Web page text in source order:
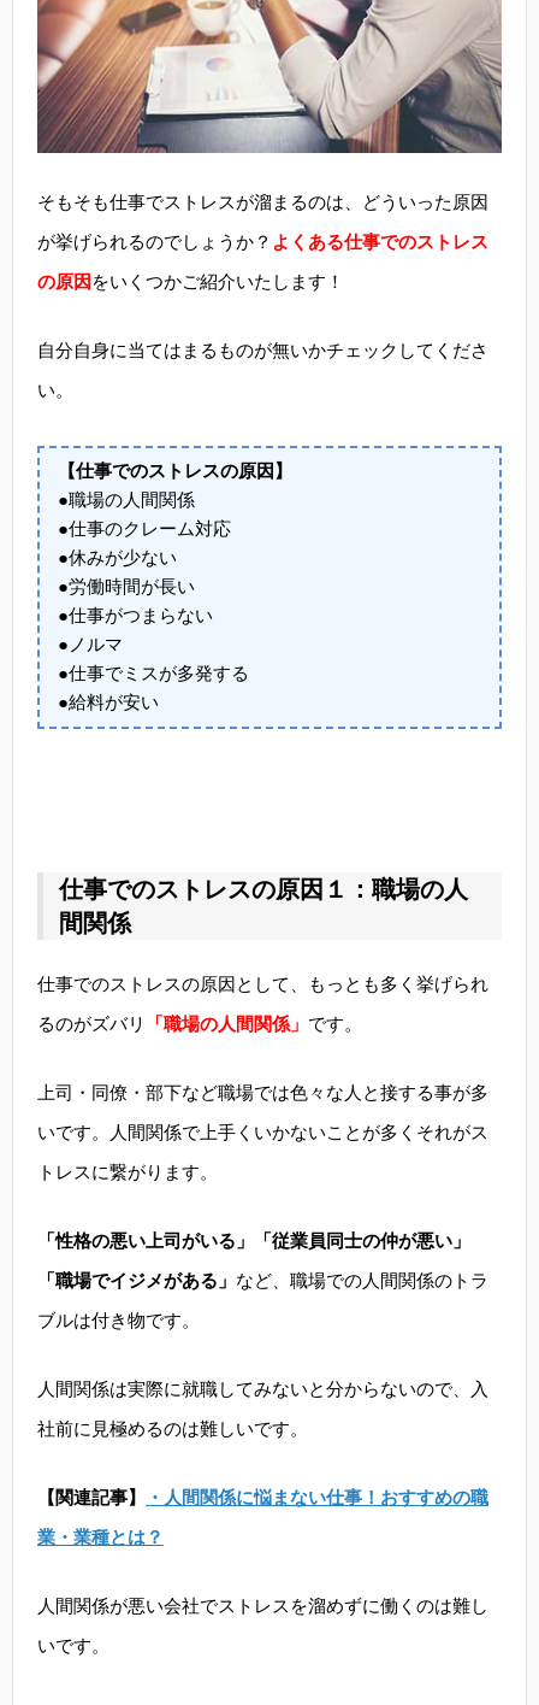
そもそも仕事でストレスが溜まるのは、どういった原因
が挙げられるのでしょうか？ よくある仕事でのストレス
の原因 をいくつかご紹介いたします！
自分自身に当てはまるものが無いかチェックしてくださ
い。
【仕事でのストレスの原因】
●職場の人間関係
●仕事のクレーム対応
●休みが少ない
●労働時間が長い
●仕事がつまらない
●ノルマ
●仕事でミスが多発する
●給料が安い
仕事でのストレスの原因１：職場の人
間関係
仕事でのストレスの原因として、もっとも多く挙げられ
るのがズバリ
「職場の人間関係」 です。
上司・同僚・部下など職場では色々な人と接する事が多
いです。人間関係で上手くいかないことが多くそれがス
トレスに繋がります。
「性格の悪い上司がいる」「従業員同士の仲が悪い」
「職場でイジメがある」 など、職場での人間関係のトラ
ブルは付き物です。
人間関係は実際に就職してみないと分からないので、入
社前に見極めるのは難しいです。
【関連記事】
・人間関係に悩まない仕事！おすすめの職
業・業種とは？
人間関係が悪い会社でストレスを溜めずに働くのは難し
いです。